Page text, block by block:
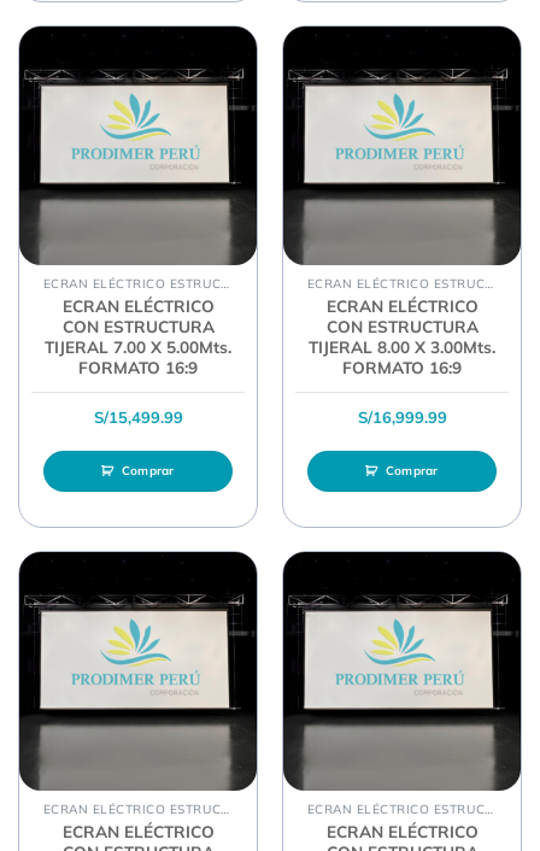
ECRAN ELÉCTRICO ESTRUCTURA TIJERAL
ECRAN ELÉCTRICO
CON ESTRUCTURA
TIJERAL 7.00 X 5.00Mts.
FORMATO 16:9
S/15,499.99
Comprar
ECRAN ELÉCTRICO ESTRUCTURA TIJERAL
ECRAN ELÉCTRICO
CON ESTRUCTURA
TIJERAL 8.00 X 3.00Mts.
FORMATO 16:9
S/16,999.99
Comprar
ECRAN ELÉCTRICO ESTRUCTURA TIJERAL
ECRAN ELÉCTRICO
ECRAN ELÉCTRICO ESTRUCTURA TIJERAL
ECRAN ELÉCTRICO